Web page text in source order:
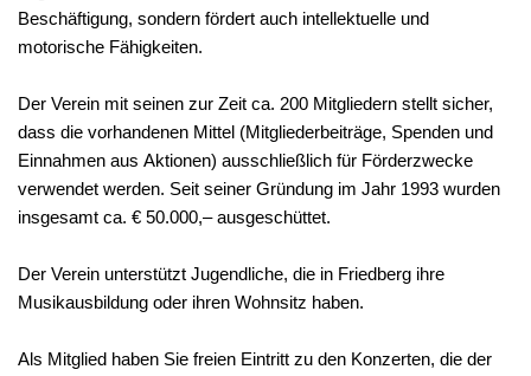
Beschäftigung, sondern fördert auch intellektuelle und
motorische Fähigkeiten.
Der Verein mit seinen zur Zeit ca. 200 Mitgliedern stellt sicher,
dass die vorhandenen Mittel (Mitgliederbeiträge, Spenden und
Einnahmen aus Aktionen) ausschließlich für Förderzwecke
verwendet werden. Seit seiner Gründung im Jahr 1993 wurden
insgesamt ca. € 50.000,– ausgeschüttet.
Der Verein unterstützt Jugendliche, die in Friedberg ihre
Musikausbildung oder ihren Wohnsitz haben.
Als Mitglied haben Sie freien Eintritt zu den Konzerten, die der